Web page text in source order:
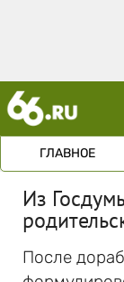
ГЛАВНОЕ
Из
После